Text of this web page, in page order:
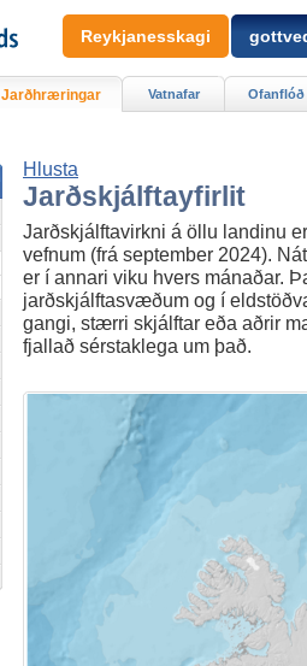
Hlusta
Jarðskjálftayfirlit
Jarðskjálftavirkni á öllu landinu
vefnum (frá september 2024).
er í annari viku hvers mánaðar.
jarðskjálftasvæðum og í
gangi, stærri skjálftar eða aðrir
fjallað sérstaklega um það.
Jarðhræringar Vatnafar Ofanflóð
Reykjanesskagi